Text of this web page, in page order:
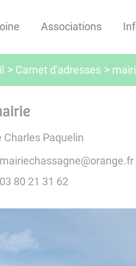
Associations
Carnet d'adresses
Charles Paquelin
rf.egnaro@engassahceiriam
26 13 12 08 30